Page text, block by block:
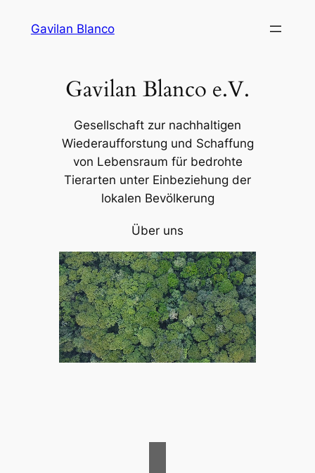
InhaltGavilan Blanco
Gavilan Blanco e.V.
Gesellschaft zur nachhaltigen
Wiederaufforstung und Schaffung
von Lebensraum für bedrohte
Tierarten unter Einbeziehung der
lokalen Bevölkerung
Über uns